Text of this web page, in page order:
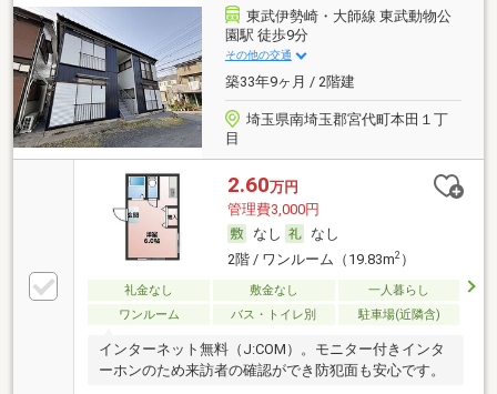
東武伊勢崎・大師線 東武動物公
園駅 徒歩9分
その他の交通
築33年9ヶ月 / 2階建
埼玉県南埼玉郡宮代町本田１丁
目
2.60万円
管理費3,000円
なし
なし
2階 / ワンルーム（19.83m2）
礼金なし 敷金なし
一人暮らし
ワンルーム
バス・トイレ別 駐車場(近隣含)
インターネット無料（J:COM）。モニター付きインタ
ーホンのため来訪者の確認ができ防犯面も安心です。